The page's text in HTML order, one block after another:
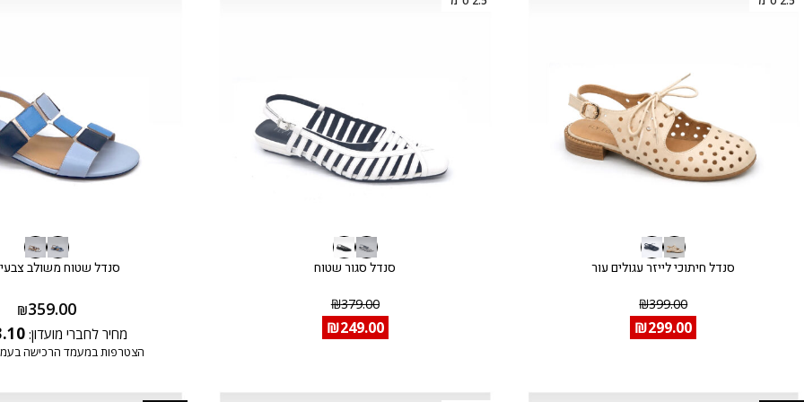
סנדל חיתוכי לייזר עגולים עור
₪399.00
₪299.00
סנדל סגור שטוח
₪379.00
₪249.00
סנדל שטוח משולב
₪359.00
מחיר לחברי מועדון:
הצטרפות במעמד הרכישה